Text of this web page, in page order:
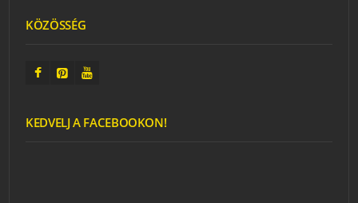
KÖZÖSSÉG
KEDVELJ A FACEBOOKON!